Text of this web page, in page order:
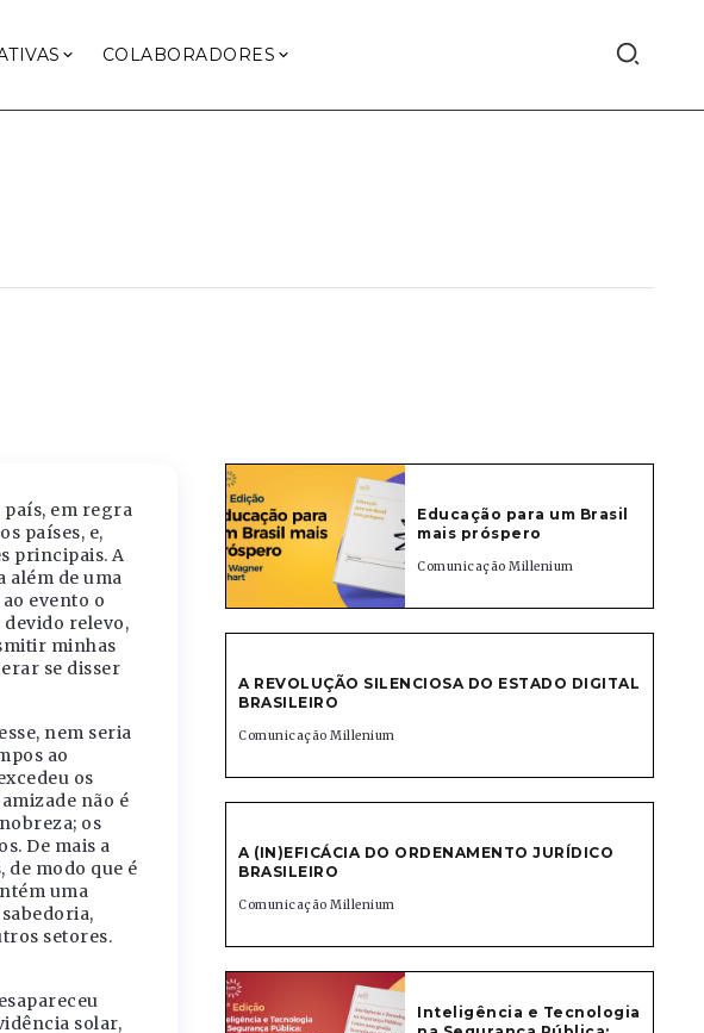
COLABORADORES
em regra
países, e,
principais. A
além de uma
evento o
devido relevo,
minhas
se disser
nem seria
ao
os
não é
os
De mais a
modo que é
uma
setores.
solar,
Educação para um Brasil
mais próspero
Comunicação Millenium
A REVOLUÇÃO SILENCIOSA DO ESTADO DIGITAL
BRASILEIRO
Comunicação Millenium
A (IN)EFICÁCIA DO ORDENAMENTO JURÍDICO
BRASILEIRO
Comunicação Millenium
Inteligência e Tecnologia